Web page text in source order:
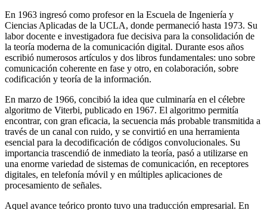
En 1963 ingresó como profesor en la Escuela de Ingeniería y
Ciencias Aplicadas de la UCLA, donde permaneció hasta 1973. Su
labor docente e investigadora fue decisiva para la consolidación de
la teoría moderna de la comunicación digital. Durante esos años
escribió numerosos artículos y dos libros fundamentales: uno sobre
comunicación coherente en fase y otro, en colaboración, sobre
codificación y teoría de la información.
En marzo de 1966, concibió la idea que culminaría en el célebre
algoritmo de Viterbi, publicado en 1967. El algoritmo permitía
encontrar, con gran eficacia, la secuencia más probable transmitida a
través de un canal con ruido, y se convirtió en una herramienta
esencial para la decodificación de códigos convolucionales. Su
importancia trascendió de inmediato la teoría, pasó a utilizarse en
una enorme variedad de sistemas de comunicación, en receptores
digitales, en telefonía móvil y en múltiples aplicaciones de
procesamiento de señales.
Aquel avance teórico pronto tuvo una traducción empresarial. En